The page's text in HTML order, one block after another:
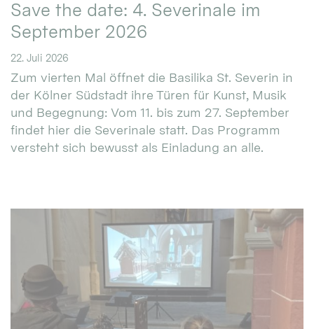
Save the date: 4. Severinale im
September 2026
22. Juli 2026
Zum vierten Mal öffnet die Basilika St. Severin in
der Kölner Südstadt ihre Türen für Kunst, Musik
und Begegnung: Vom 11. bis zum 27. September
findet hier die Severinale statt. Das Programm
versteht sich bewusst als Einladung an alle.